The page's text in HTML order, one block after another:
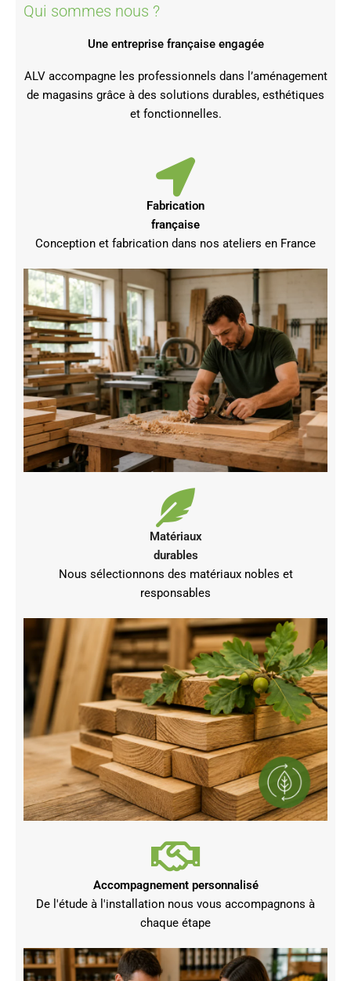
Qui sommes nous ?
Une entreprise française engagée
ALV accompagne les professionnels dans l’aménagement
de magasins grâce à des solutions durables, esthétiques
et fonctionnelles.
Fabrication
française
Conception et fabrication dans nos ateliers en France
Matériaux
durables
Nous sélectionnons des matériaux nobles et
responsables
Accompagnement personnalisé
De l'étude à l'installation nous vous accompagnons à
chaque étape